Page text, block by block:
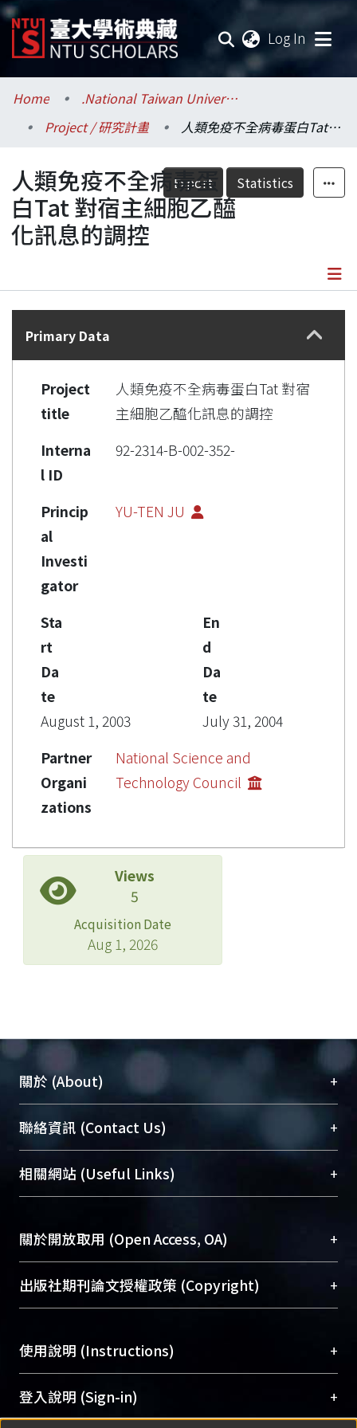
Log In
Communities & Collections
Research Outputs
Fundings & Projects
Researchers
Statistics
Home
.National Taiwan University / 國立臺灣大學
Project / 研究計畫
人類免疫不全病毒蛋白Tat 對宿主細胞乙醯化訊息的調控
Export Statistics
人類免疫不全病毒蛋
白Tat 對宿主細胞乙醯
化訊息的調控
Details
Primary Data
Project
title
人類免疫不全病毒蛋白Tat 對宿
主細胞乙醯化訊息的調控
Interna
l ID
92-2314-B-002-352-
Princip
al
Investi
gator
YU-TEN JU
Sta
rt
Da
te
August 1, 2003
En
d
Da
te
July 31, 2004
Partner
Organi
zations
National Science and
Technology Council
Views
5
Acquisition Date
Aug 1, 2026
關於 (About) +
臺大位居世界頂尖大學之列，為永久珍藏及向國際
展現本校豐碩的研究成果及學術能量，圖書館整合
機構典藏（NTUR）與學術庫（AH）不同功能平
台，成為臺大學術典藏NTU scholars。期能整合研
成果。
To permanently archive and promote researcher
profiles and scholarly works, Library integrates the
services of “NTU Repository” with “Academic
聯絡資訊 (Contact Us) +
總館學科館員(Main Library)
醫學圖書館學科館員(Medical Library)
Sciences Library)
相關網站 (Useful Links) +
關於開放取用 (Open Access, OA) +
開放取用是從使用者角度提升資訊取用性的社會運
動，應用在學術研究上是透過將研究著作公開供使
用逐年攀升。同時可加速研究發展、提升研究影響
Archive）平台。 （點選深入了解OA）
出版社期刊論文授權政策 (Copyright) +
含部分內容的版權非匯入者所有，或由第三方贊
助與合作完成，請確認該版權所有者及第三方同
意提供此授權。
Please represent that the submission is your
使用說明 (Instructions) +
網站簡介(Quickstart Guide)
使用手冊(Instruction Manual)
登入說明 (Sign-in) +